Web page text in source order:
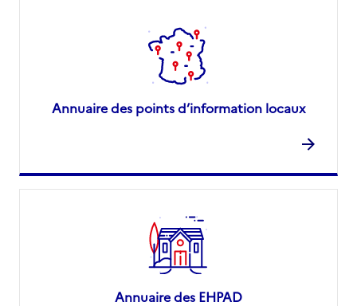
Annuaire des points d’information locaux
Annuaire des EHPAD